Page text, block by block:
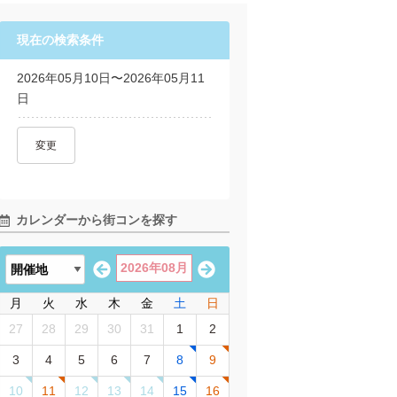
現在の検索条件
2026年05月10日〜2026年05月11
日
変更
カレンダーから街コンを探す
2026年08月
月 火 水 木 金 土
日
27
28 29 30 31 1 2
3 4 5 6 7 8 9
10 11 12 13 14 15 16